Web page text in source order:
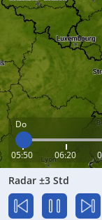
Do
05:50 06:20
Radar ±3 Std